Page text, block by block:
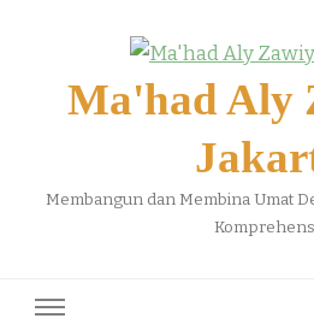
Ma'had Aly
Membangun dan Membina Umat